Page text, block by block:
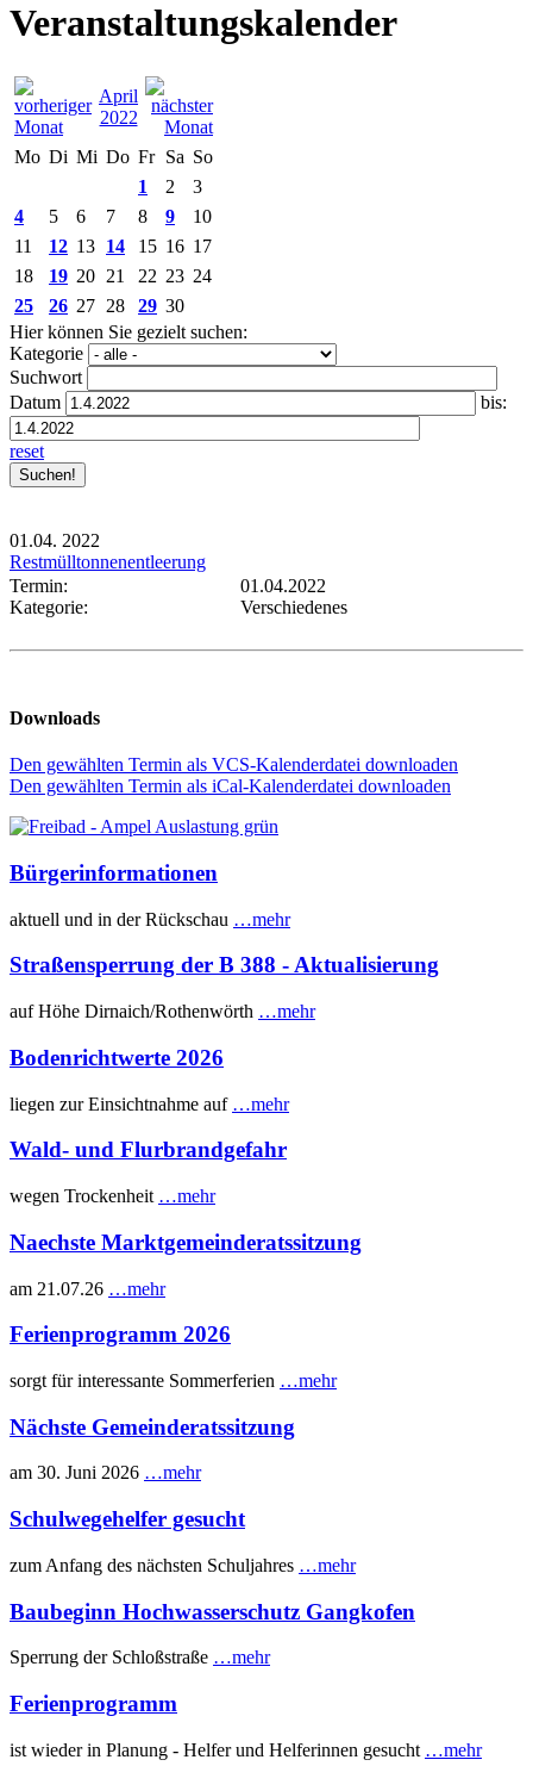
Veranstaltungskalender
April
2022
Mo Di Mi Do Fr Sa So
1
2
3
4
5 6 7 8 9
10
11
12 13 14 15 16 17
18
19 20 21 22 23 24
25
26 27 28 29 30
Hier können Sie gezielt suchen:
Kategorie
Suchwort
Datum
bis:
reset
01.04. 2022
Restmülltonnenentleerung
Termin:
01.04.2022
Kategorie:
Verschiedenes
Downloads
Den gewählten Termin als VCS-Kalenderdatei downloaden
Den gewählten Termin als iCal-Kalenderdatei downloaden
Bürgerinformationen
aktuell und in der Rückschau …mehr
Straßensperrung der B 388 - Aktualisierung
auf Höhe Dirnaich/Rothenwörth …mehr
Bodenrichtwerte 2026
liegen zur Einsichtnahme auf …mehr
Wald- und Flurbrandgefahr
wegen Trockenheit …mehr
Naechste Marktgemeinderatssitzung
am 21.07.26 …mehr
Ferienprogramm 2026
sorgt für interessante Sommerferien …mehr
Nächste Gemeinderatssitzung
am 30. Juni 2026 …mehr
Schulwegehelfer gesucht
zum Anfang des nächsten Schuljahres …mehr
Baubeginn Hochwasserschutz Gangkofen
Sperrung der Schloßstraße …mehr
Ferienprogramm
ist wieder in Planung - Helfer und Helferinnen gesucht …mehr